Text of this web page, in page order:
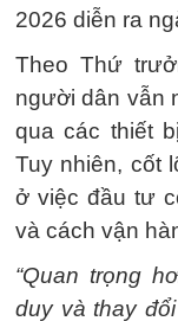
2026 diễn ra
Theo Thứ
người dân vẫn
qua các thiết
Tuy nhiên, cốt
ở việc đầu tư
và cách vận
“Quan trọng
duy và thay